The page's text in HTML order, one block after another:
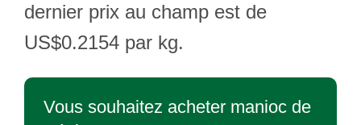
dernier prix au champ est de
US$0.2154 par kg.
Vous souhaitez acheter manioc de